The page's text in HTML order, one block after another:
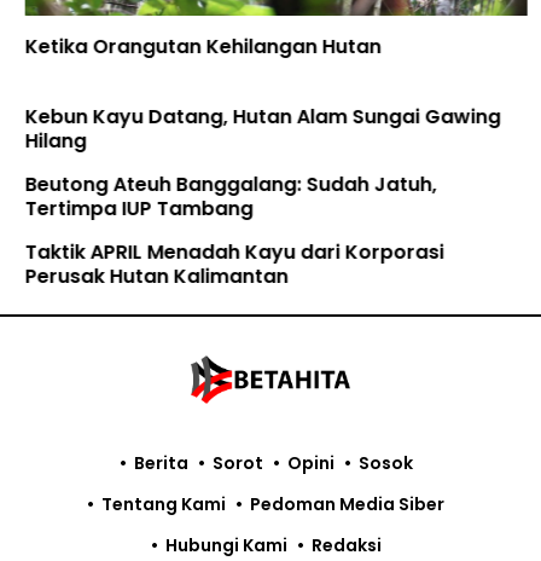
Ketika Orangutan Kehilangan Hutan
Kebun Kayu Datang, Hutan Alam Sungai Gawing
Hilang
Beutong Ateuh Banggalang: Sudah Jatuh,
Tertimpa IUP Tambang
Taktik APRIL Menadah Kayu dari Korporasi
Perusak Hutan Kalimantan
Berita Sorot Opini
Sosok
Tentang Kami
Pedoman Media Siber
Hubungi Kami
Redaksi